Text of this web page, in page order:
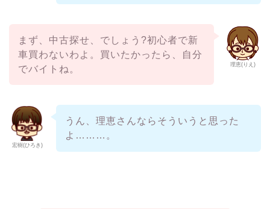
理恵(りえ)
まず、中古探せ、でしょう?初心者で新
車買わないわよ。買いたかったら、自分
でバイトね。
宏樹(ひろき)
うん、理恵さんならそういうと思った
よ………。